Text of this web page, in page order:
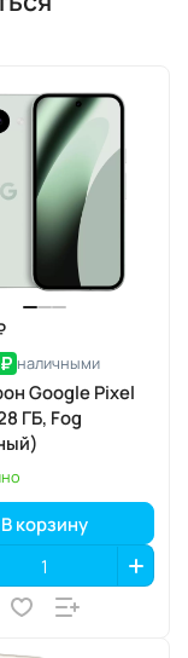
наличными
Google Pixel
ГБ, Fog
В корзину